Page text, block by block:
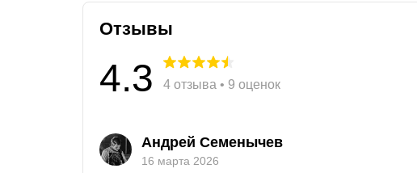
Отзывы
4.3 4 отзыва • 9 оценок
Андрей Семенычев
16 марта 2026